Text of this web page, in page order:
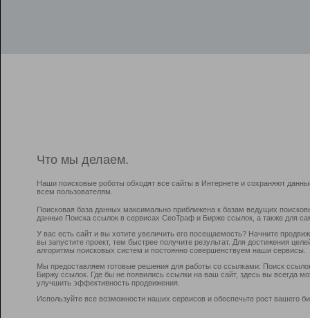
Что мы делаем.
Наши поисковые роботы обходят все сайты в Интернете и сохраняют
всем пользователям.
Поисковая база данных максимально приближена к базам ведущих
данные Поиска ссылок в сервисах СеоТраф и Бирже ссылок, а также для
У вас есть сайт и вы хотите увеличить его посещаемость? Начните
вы запустите проект, тем быстрее получите результат. Для достижения
алгоритмы поисковых систем и постоянно совершенствуем наши сервисы.
Мы предоставляем готовые решения для работы со ссылками: Поиск
Биржу ссылок. Где бы не появились ссылки на ваш сайт, здесь вы всегда
улучшить эффективность продвижения.
Используйте все возможности наших сервисов и обеспечьте рост вашего